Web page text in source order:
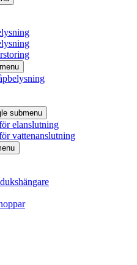
submenu
elanslutning
vattenanslutning